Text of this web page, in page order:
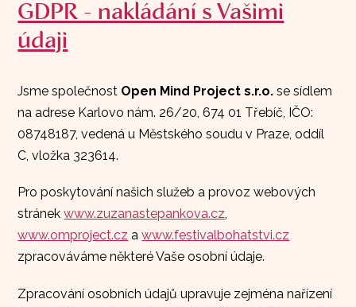
GDPR - nakládání s Vašimi
údaji
Jsme společnost Open Mind Project s.r.o. se sídlem
na adrese Karlovo nám. 26/20, 674 01 Třebíč, IČO:
08748187, vedená u Městského soudu v Praze, oddíl
C, vložka 323614.
Pro poskytování našich služeb a provoz webových
stránekwww.zuzanastepankova.cz,
www.omproject.cz awww.festivalbohatstvi.cz
zpracováváme některé Vaše osobní údaje.
Zpracování osobních údajů upravuje zejména nařízení